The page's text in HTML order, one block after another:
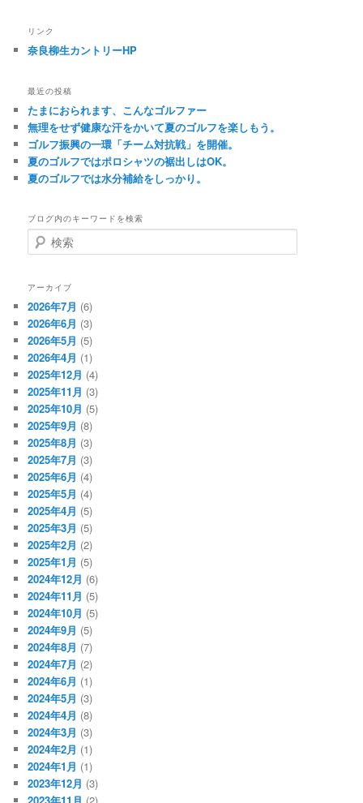
リンク
奈良柳生カントリーHP
最近の投稿
たまにおられます、こんなゴルファー
無理をせず健康な汗をかいて夏のゴルフを楽しもう。
ゴルフ振興の一環「チーム対抗戦」を開催。
夏のゴルフではポロシャツの裾出しはOK。
夏のゴルフでは水分補給をしっかり。
ブログ内のキーワードを検索
検
索
アーカイブ
2026年7月 (6)
2026年6月 (3)
2026年5月 (5)
2026年4月 (1)
2025年12月 (4)
2025年11月 (3)
2025年10月 (5)
2025年9月 (8)
2025年8月 (3)
2025年7月 (3)
2025年6月 (4)
2025年5月 (4)
2025年4月 (5)
2025年3月 (5)
2025年2月 (2)
2025年1月 (5)
2024年12月 (6)
2024年11月 (5)
2024年10月 (5)
2024年9月 (5)
2024年8月 (7)
2024年7月 (2)
2024年6月 (1)
2024年5月 (3)
2024年4月 (8)
2024年3月 (3)
2024年2月 (1)
2024年1月 (1)
2023年12月 (3)
2023年11月 (2)